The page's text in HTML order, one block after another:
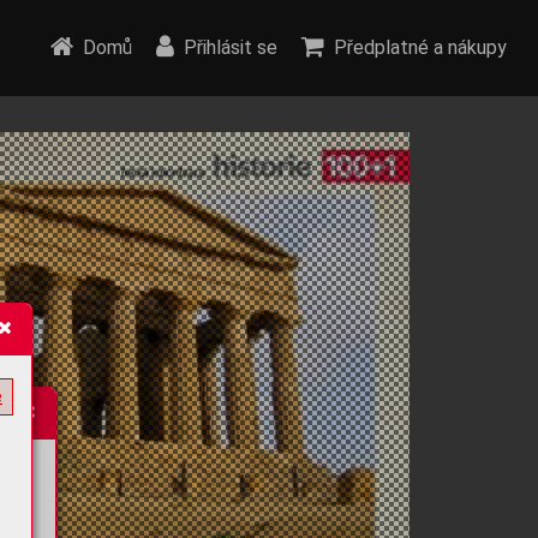
Domů Přihlásit se Předplatné a nákupy